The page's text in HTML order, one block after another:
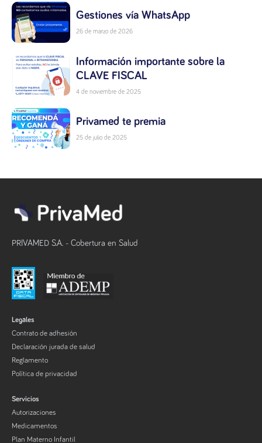
Gestiones vía WhatsApp
26 de marzo de 2026
Información importante sobre la
CLAVE FISCAL
4 de noviembre de 2025
Privamed te premia
25 de julio de 2025
PRIVAMED S.A. - Cobertura en Salud
Legales
Contrato de adhesión
Declaración jurada de salud
Reglamento
Política de privacidad
Servicios
Autorizaciones
Medicamentos
Plan Materno Infantil